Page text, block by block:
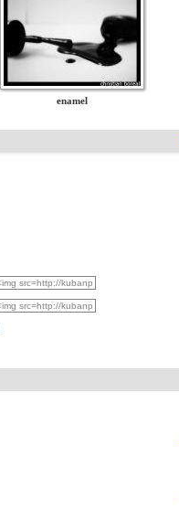
enamel